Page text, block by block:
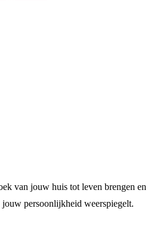
van jouw huis tot leven brengen en
jouw persoonlijkheid weerspiegelt.